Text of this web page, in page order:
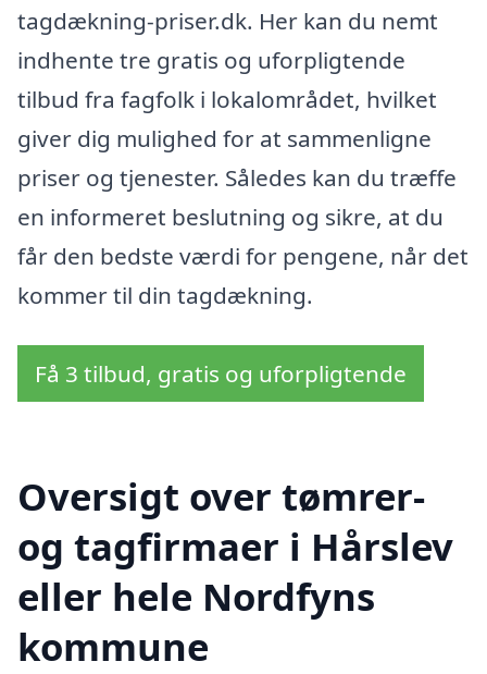
tagdækning-priser.dk. Her kan du nemt
indhente tre gratis og uforpligtende
tilbud fra fagfolk i lokalområdet, hvilket
giver dig mulighed for at sammenligne
priser og tjenester. Således kan du træffe
en informeret beslutning og sikre, at du
får den bedste værdi for pengene, når det
kommer til din tagdækning.
Få 3 tilbud, gratis og uforpligtende
Oversigt over tømrer-
og tagfirmaer i Hårslev
eller hele Nordfyns
kommune